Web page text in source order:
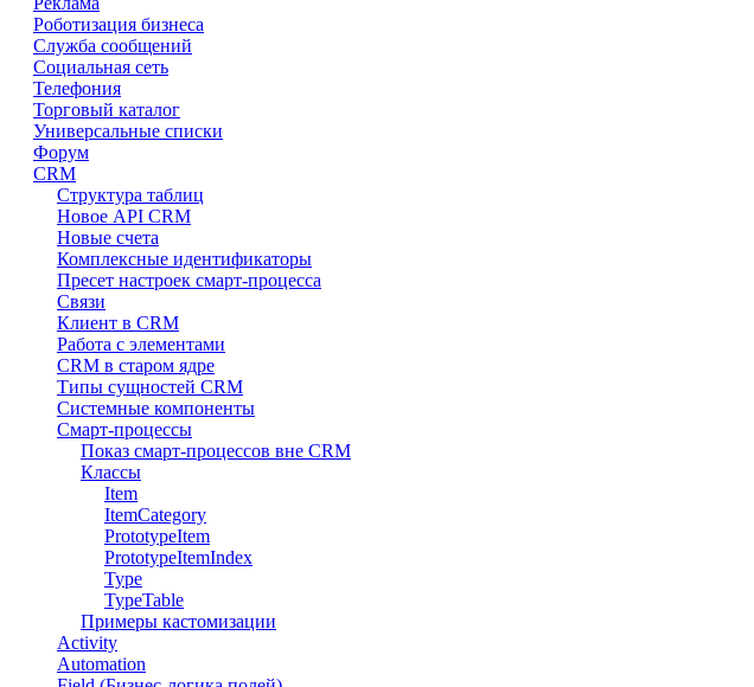
Роботизация бизнеса
Служба сообщений
Социальная сеть
Телефония
Торговый каталог
Универсальные списки
Форум
CRM
Структура таблиц
Новое API CRM
Новые счета
Комплексные идентификаторы
Пресет настроек смарт-процесса
Связи
Клиент в CRM
Работа с элементами
CRM в старом ядре
Типы сущностей CRM
Системные компоненты
Смарт-процессы
Показ смарт-процессов вне CRM
Классы
Item
ItemCategory
PrototypeItem
PrototypeItemIndex
Type
TypeTable
Примеры кастомизации
Activity
Automation